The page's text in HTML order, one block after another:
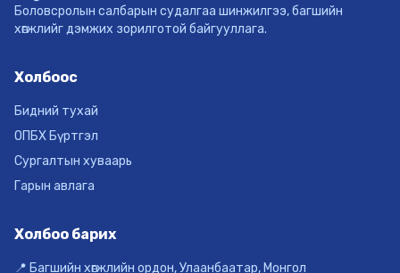
Боловсролын салбарын судалгаа шинжилгээ, багшийн
хөгжлийг дэмжих зорилготой байгууллага.
Холбоос
Бидний тухай
ОПБХ Бүртгэл
Сургалтын хуваарь
Гарын авлага
Холбоо барих
📍 Багшийн хөгжлийн ордон, Улаанбаатар, Монгол